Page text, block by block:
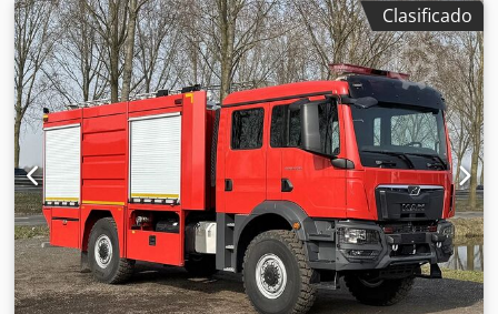
Clasificado